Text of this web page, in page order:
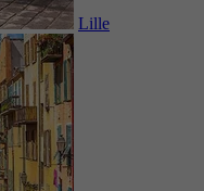
Lille